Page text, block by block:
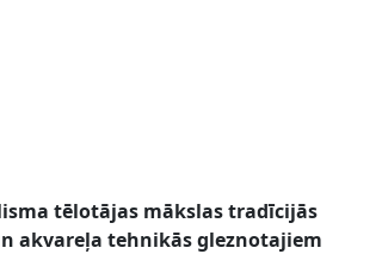
tēlotājas mākslas tradīcijās
akvareļa tehnikās gleznotajiem